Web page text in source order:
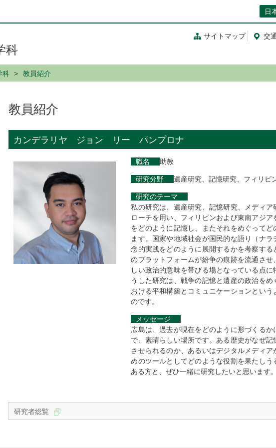
日
サイトマップ 交通
科
科 教員紹介
教員紹介
カンデラリヤ ジョン リー パンプロナ
職名 助教
研究分野 遺産研究、記憶研究、フィリピ
研究のテーマ
私の研究は、遺産研究、記憶研究、メディ
ローチを用い、フィリピンおよび東南アジ
をどのように記憶し、またそれをめぐって
ます。国家や地域社会が国民的な語り（ナ
念的実践をどのように展開するかを考察す
のプラットフォームが紛争の痕跡を流通さ
しい政治的意味を帯びる場となっている点に
うした研究は、戦争の記憶と遺産の政治を
おける平和構築とコミュニケーションという
のです。
メッセージ
広島は、過去が現在をどのように形づくるか
で、素晴らしい場所です。ある歴史がなぜ
させられるのか、あるいはデジタルメディア
めのツールとしてどのような役割を果たし
ある方と、ぜひ一緒に研究したいと思います。
研究者総覧